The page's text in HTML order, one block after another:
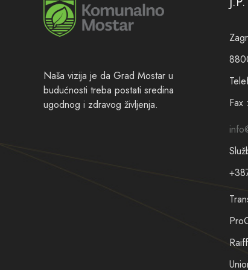
Naša vizija je da Grad Mostar u
budućnosti treba postati sredina
ugodnog i zdravog življenja.
Fax